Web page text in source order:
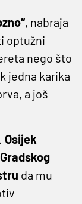
, nabraja
optužni
nego što
jedna karika
a još
Osijek
Gradskog
da mu